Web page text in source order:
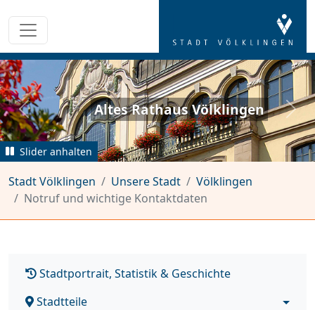
Altes Rathaus Völklingen
zurück
Slider anhalten
Stadt Völklingen Unsere Stadt
Völklingen
Notruf und wichtige Kontaktdaten
Stadtportrait, Statistik & Geschichte
Stadtteile